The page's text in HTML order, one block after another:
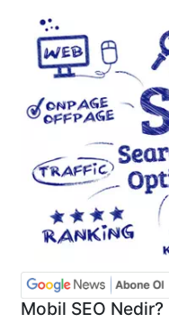
Mobil SEO Nedir?